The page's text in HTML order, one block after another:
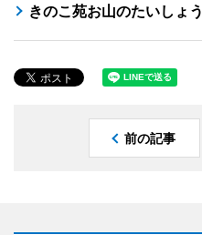
きのこ苑お山のたいしょう
前の記事